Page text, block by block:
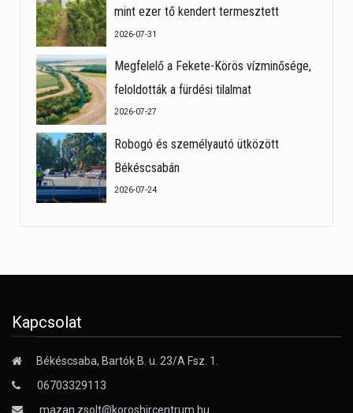
mint ezer tő kendert termesztett
2026-07-31
Megfelelő a Fekete-Körös vízminősége,
feloldották a fürdési tilalmat
2026-07-27
Robogó és személyautó ütközött
Békéscsabán
2026-07-24
Kapcsolat
Békéscsaba, Bartók B. u. 23/A Fsz. 1.
06703329113
mazan.zsolt@koroshircentrum.hu